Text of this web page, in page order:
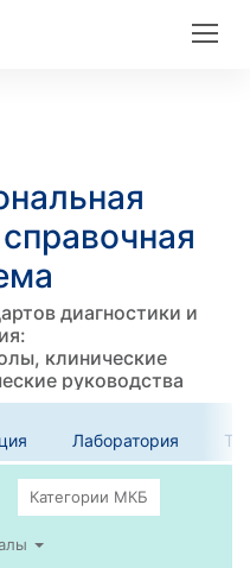
диагностики и
клинические
руководства
Лаборатория